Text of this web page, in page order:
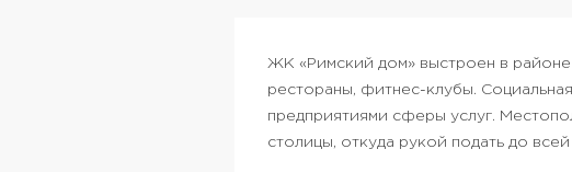
ЖК «Римский дом» выстроен в
рестораны, фитнес-клубы.
предприятиями сферы услуг.
столицы, откуда рукой подать до